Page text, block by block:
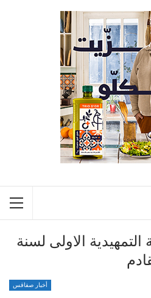
الاولى لسنة
أخبار صفاقس